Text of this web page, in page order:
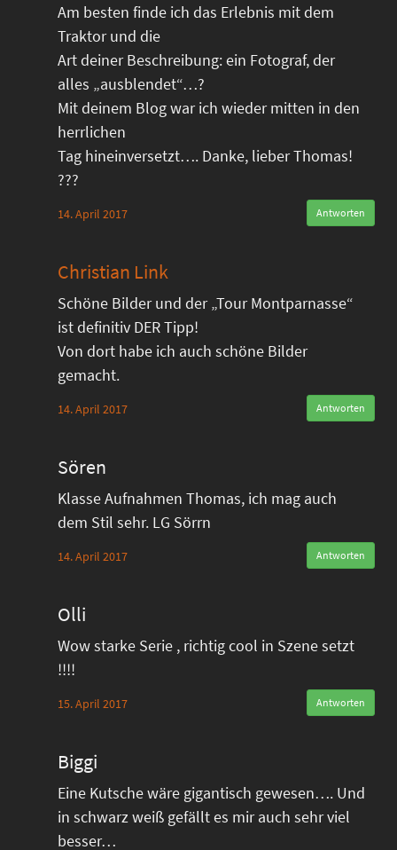
Am besten finde ich das Erlebnis mit dem
Traktor und die
Art deiner Beschreibung: ein Fotograf, der
alles „ausblendet“…?
Mit deinem Blog war ich wieder mitten in den
herrlichen
Tag hineinversetzt…. Danke, lieber Thomas!
???
14. April 2017 Antworten
Christian Link
Schöne Bilder und der „Tour Montparnasse“
ist definitiv DER Tipp!
Von dort habe ich auch schöne Bilder
gemacht.
14. April 2017 Antworten
Sören
Klasse Aufnahmen Thomas, ich mag auch
dem Stil sehr. LG Sörrn
14. April 2017 Antworten
Olli
Wow starke Serie , richtig cool in Szene setzt
!!!!
15. April 2017 Antworten
Biggi
Eine Kutsche wäre gigantisch gewesen…. Und
in schwarz weiß gefällt es mir auch sehr viel
besser…